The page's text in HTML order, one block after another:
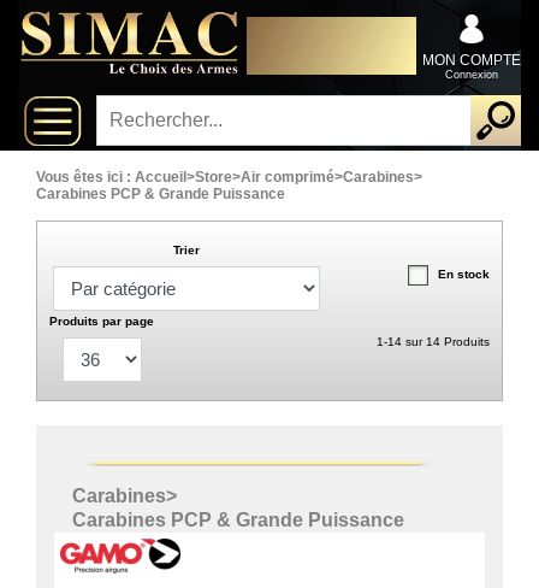
Arrivages
Nouveautés
Promotions
Packs
Top
ventes
Fusils-
De
Grande
Chasse
‣
xFermer
MON COMPTE
Connexion
Vous êtes ici : Accueil >Store>Air comprimé>Carabines>
Carabines PCP & Grande Puissance
Trier
En stock
Produits par page
1-14 sur 14 Produits
Carabines>
Carabines PCP & Grande Puissance